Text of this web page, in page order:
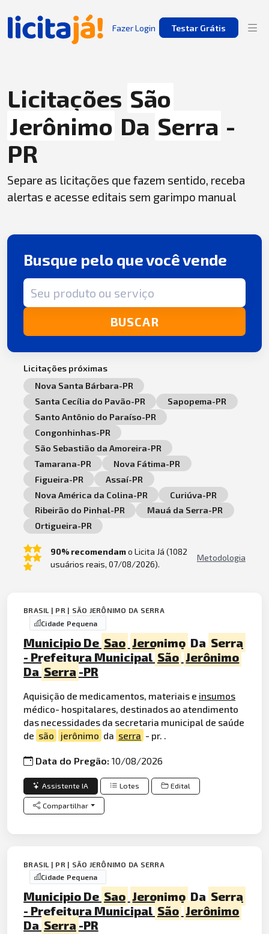
Fazer Login Testar Grátis
Licitações São
Jerônimo Da Serra -
PR
Separe as licitações que fazem sentido, receba
alertas e acesse editais sem garimpo manual
Busque pelo que você vende
Termo de busca
BUSCAR
Licitações próximas
Nova Santa Bárbara-PR
Santa Cecília do Pavão-PR
Sapopema-PR
Santo Antônio do Paraíso-PR
Congonhinhas-PR
São Sebastião da Amoreira-PR
Tamarana-PR
Nova Fátima-PR
Figueira-PR
Assaí-PR
Nova América da Colina-PR
Curiúva-PR
Ribeirão do Pinhal-PR
Mauá da Serra-PR
Ortigueira-PR
90% recomendamo Licita Já (1082
usuários reais, 07/08/2026).
Metodologia
BRASIL | PR | SÃO JERÔNIMO DA SERRA
Cidade Pequena
Municipio De Sao Jeronimo Da Serra
- Prefeitura Municipal São Jerônimo
Da Serra -PR
Aquisição de medicamentos, materiais e insumos
médico- hospitalares, destinados ao atendimento
das necessidades da secretaria municipal de saúde
de são jerônimo da serra - pr. .
Data do Pregão:10/08/2026
Assistente IA Lotes Edital
Compartilhar
BRASIL | PR | SÃO JERÔNIMO DA SERRA
Cidade Pequena
Municipio De Sao Jeronimo Da Serra
- Prefeitura Municipal São Jerônimo
Da Serra -PR